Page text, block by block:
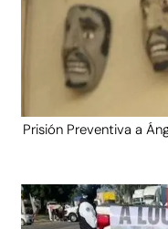
Prisión Preventiva a